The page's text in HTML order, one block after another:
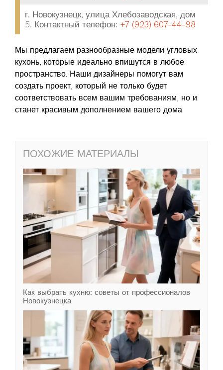
г. Новокузнецк, улица Хлебозаводская, дом
5. Контактный телефон: +7 (923) 607-44-98
Мы предлагаем разнообразные модели угловых
кухонь, которые идеально впишутся в любое
пространство. Наши дизайнеры помогут вам
создать проект, который не только будет
соответствовать всем вашим требованиям, но и
станет красивым дополнением вашего дома.
ПОХОЖИЕ МАТЕРИАЛЫ
Как выбрать кухню: советы от профессионалов
Новокузнецка